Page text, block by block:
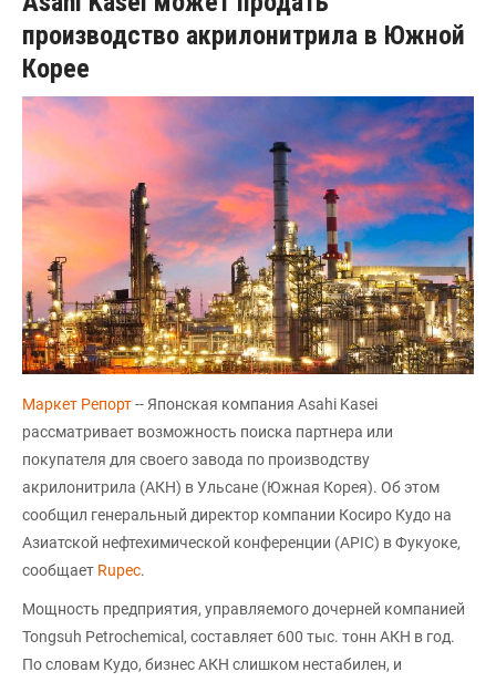
производство акрилонитрила в Южной
Корее
Маркет Репорт-- Японская компания Asahi Kasei
рассматривает возможность поиска партнера или
покупателя для своего завода по производству
акрилонитрила (АКН) в Ульсане (Южная Корея). Об этом
сообщил генеральный директор компании Косиро Кудо на
Азиатской нефтехимической конференции (APIC) в Фукуоке,
сообщает Rupec.
Мощность предприятия, управляемого дочерней компанией
Tongsuh Petrochemical, составляет 600 тыс. тонн АКН в год.
По словам Кудо, бизнес АКН слишком нестабилен, и